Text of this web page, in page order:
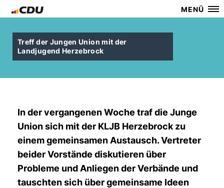
MENÜ
Treff der Jungen Union mit der
Landjugend Herzebrock
In der vergangenen Woche traf die Junge
Union sich mit der KLJB Herzebrock zu
einem gemeinsamen Austausch. Vertreter
beider Vorstände diskutieren über
Probleme und Anliegen der Verbände und
tauschten sich über gemeinsame Ideen